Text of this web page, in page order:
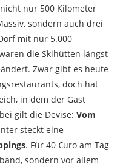
nur 500 Kilometer
sondern auch drei
mit nur 5.000
die Skihütten längst
Zwar gibt es heute
doch hat
in dem der Gast
gilt die Devise: Vom
steckt eine
. Für 40 €uro am Tag
sondern vor allem